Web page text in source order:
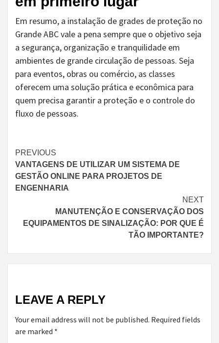
Em resumo, a instalação de grades de proteção no
Grande ABC vale a pena sempre que o objetivo seja
a segurança, organização e tranquilidade em
ambientes de grande circulação de pessoas. Seja
para eventos, obras ou comércio, as classes
oferecem uma solução prática e econômica para
quem precisa garantir a proteção e o controle do
fluxo de pessoas.
Continue
Reading
PREVIOUS
VANTAGENS DE UTILIZAR UM SISTEMA DE
GESTÃO ONLINE PARA PROJETOS DE
ENGENHARIA
NEXT
MANUTENÇÃO E CONSERVAÇÃO DOS
EQUIPAMENTOS DE SINALIZAÇÃO: POR QUE É
TÃO IMPORTANTE?
LEAVE A REPLY
Your email address will not be published. Required fields
are marked *